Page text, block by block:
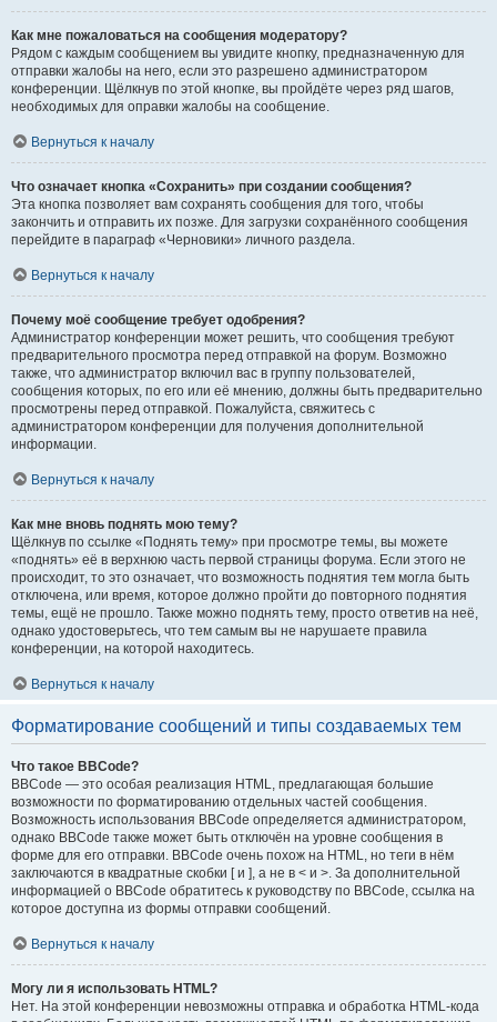
Как мне пожаловаться на сообщения модератору?
Рядом с каждым сообщением вы увидите кнопку, предназначенную для
отправки жалобы на него, если это разрешено администратором
конференции. Щёлкнув по этой кнопке, вы пройдёте через ряд шагов,
необходимых для оправки жалобы на сообщение.
Вернуться к началу
Что означает кнопка «Сохранить» при создании сообщения?
Эта кнопка позволяет вам сохранять сообщения для того, чтобы
закончить и отправить их позже. Для загрузки сохранённого сообщения
перейдите в параграф «Черновики» личного раздела.
Вернуться к началу
Почему моё сообщение требует одобрения?
Администратор конференции может решить, что сообщения требуют
предварительного просмотра перед отправкой на форум. Возможно
также, что администратор включил вас в группу пользователей,
сообщения которых, по его или её мнению, должны быть предварительно
просмотрены перед отправкой. Пожалуйста, свяжитесь с
администратором конференции для получения дополнительной
информации.
Вернуться к началу
Как мне вновь поднять мою тему?
Щёлкнув по ссылке «Поднять тему» при просмотре темы, вы можете
«поднять» её в верхнюю часть первой страницы форума. Если этого не
происходит, то это означает, что возможность поднятия тем могла быть
отключена, или время, которое должно пройти до повторного поднятия
темы, ещё не прошло. Также можно поднять тему, просто ответив на неё,
однако удостоверьтесь, что тем самым вы не нарушаете правила
конференции, на которой находитесь.
Вернуться к началу
Форматирование сообщений и типы создаваемых тем
Что такое BBCode?
BBCode — это особая реализация HTML, предлагающая большие
возможности по форматированию отдельных частей сообщения.
Возможность использования BBCode определяется администратором,
однако BBCode также может быть отключён на уровне сообщения в
форме для его отправки. BBCode очень похож на HTML, но теги в нём
заключаются в квадратные скобки [ и ], а не в < и >. За дополнительной
информацией о BBCode обратитесь к руководству по BBCode, ссылка на
которое доступна из формы отправки сообщений.
Вернуться к началу
Могу ли я использовать HTML?
Нет. На этой конференции невозможны отправка и обработка HTML-кода